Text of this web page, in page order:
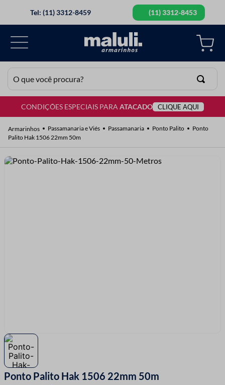
Tel: (11) 3312-8459 (11) 3312-8453
O que você procura?
CONDIÇÕES ESPECIAIS PARAATACADO CLIQUE AQUI
Passamanaria e Viés Passamanaria Ponto Palito
Ponto
Palito Hak 1506 22mm 50m
Ponto Palito Hak 1506 22mm 50m
TERMOS MAIS BUSCADOS
2º
barbante
3º
botão